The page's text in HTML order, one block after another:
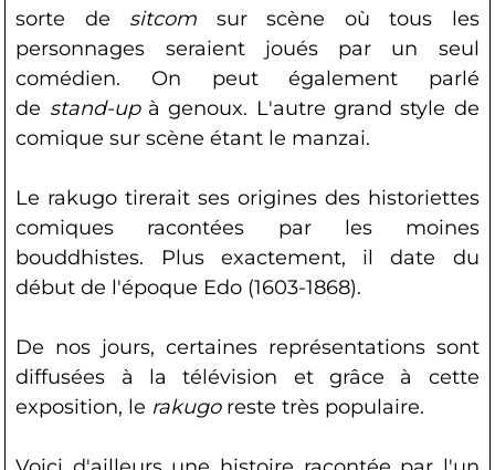
sorte de sitcom sur scène où tous les
personnages seraient joués par un seul
comédien. On peut également parlé
de stand-upà genoux. L'autre grand style de
comique sur scène étant le manzai.
Le rakugo tirerait ses origines des historiettes
comiques racontées par les moines
bouddhistes. Plus exactement, il date du
début de l'époque Edo (1603-1868).
De nos jours, certaines représentations sont
diffusées à la télévision et grâce à cette
exposition, le rakugoreste très populaire.